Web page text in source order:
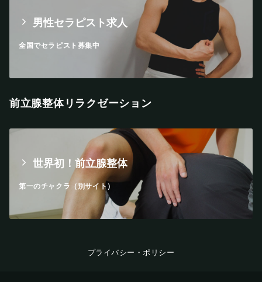
男性セラピスト求人
全国でセラピスト募集中
前立腺整体リラクゼーション
世界初！前立腺整体
第一のチャクラ（別サイト）
プライバシー・ポリシー